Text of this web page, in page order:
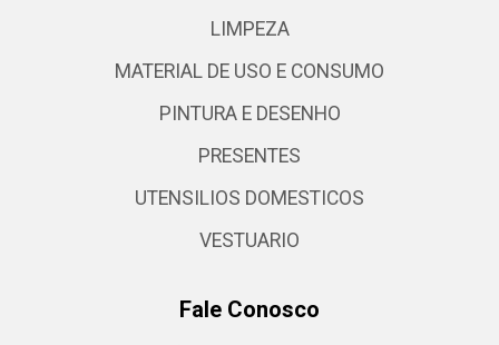
LIMPEZA
MATERIAL DE USO E CONSUMO
PINTURA E DESENHO
PRESENTES
UTENSILIOS DOMESTICOS
VESTUARIO
Fale Conosco